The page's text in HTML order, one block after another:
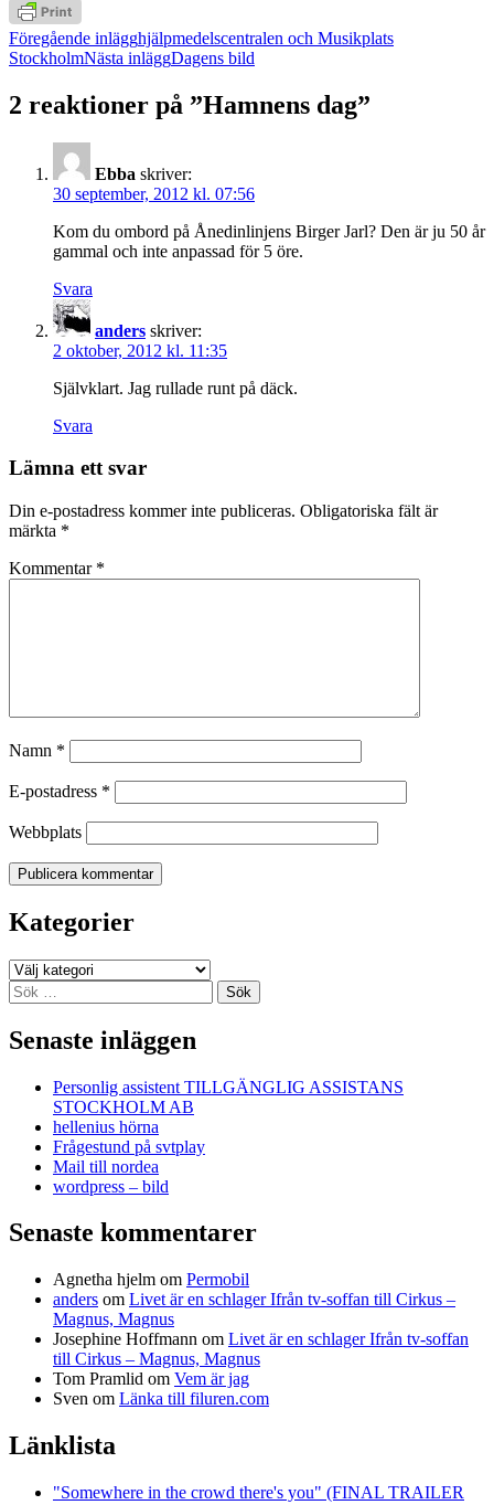
Inläggsnavigering
Föregående inlägghjälpmedelscentralen och Musikplats
StockholmNästa inläggDagens bild
2 reaktioner på ”Hamnens dag”
Ebba skriver:
30 september, 2012 kl. 07:56
Kom du ombord på Ånedinlinjens Birger Jarl? Den är ju 50 år
gammal och inte anpassad för 5 öre.
Svara
anders skriver:
2 oktober, 2012 kl. 11:35
Självklart. Jag rullade runt på däck.
Svara
Lämna ett svar
Din e-postadress kommer inte publiceras. Obligatoriska fält är
märkta *
Kommentar *
Namn *
E-postadress *
Webbplats
Kategorier
Kategorier
Sök
efter:
Senaste inläggen
Personlig assistent TILLGÄNGLIG ASSISTANS
STOCKHOLM AB
hellenius hörna
Frågestund på svtplay
Mail till nordea
wordpress – bild
Senaste kommentarer
Agnetha hjelm om Permobil
anders om Livet är en schlager Ifrån tv-soffan till Cirkus –
Magnus, Magnus
Josephine Hoffmann om Livet är en schlager Ifrån tv-soffan
till Cirkus – Magnus, Magnus
Tom Pramlid om Vem är jag
Sven om Länka till filuren.com
Länklista
"Somewhere in the crowd there's you" (FINAL TRAILER